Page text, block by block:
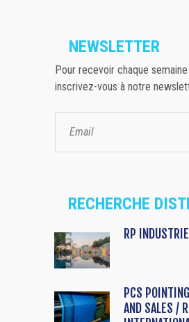
NEWSLETTER
Pour recevoir chaque
inscrivez-vous à notre
RECHERCHE
RP
PCS
AND SALES /